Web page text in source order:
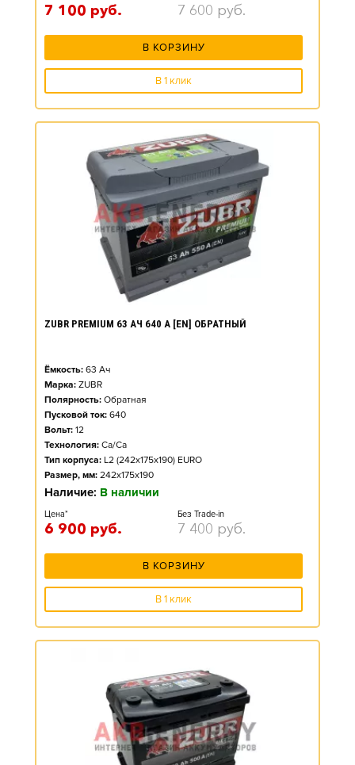
7 100 руб. 7 600 руб.
В КОРЗИНУ
В 1 клик
ZUBR PREMIUM 63 АЧ 640 А [EN] ОБРАТНЫЙ
Ёмкость: 63 Ач
Марка: ZUBR
Полярность: Обратная
Пусковой ток: 640
Вольт: 12
Технология: Ca/Ca
Тип корпуса: L2 (242x175x190) EURO
Размер, мм: 242x175x190
Наличие: В наличии
Цена*
6 900 руб.
Без Trade-in
7 400 руб.
В КОРЗИНУ
В 1 клик